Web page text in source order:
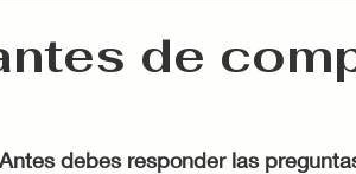
de
debes responder las